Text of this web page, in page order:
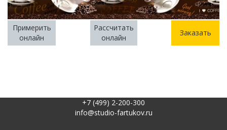
Примерить
онлайн
Рассчитать
онлайн
Заказать
+7 (499) 2-200-300
info@studio-fartukov.ru